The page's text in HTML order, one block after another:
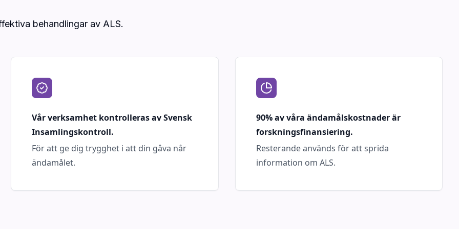
behandlingar av ALS.
Vår verksamhet kontrolleras av Svensk
Insamlingskontroll.
För att ge dig trygghet i att din gåva når
ändamålet.
90% av våra ändamålskostnader är
forskningsfinansiering.
Resterande används för att sprida
information om ALS.